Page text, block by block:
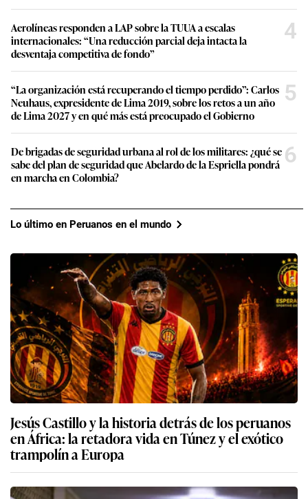
Aerolíneas responden a LAP sobre la TUUA a escalas
internacionales: “Una reducción parcial deja intacta la
desventaja competitiva de fondo”
4
“La organización está recuperando el tiempo perdido”: Carlos
Neuhaus, expresidente de Lima 2019, sobre los retos a un año
de Lima 2027 y en qué más está preocupado el Gobierno
5
De brigadas de seguridad urbana al rol de los militares: ¿qué se
sabe del plan de seguridad que Abelardo de la Espriella pondrá
en marcha en Colombia?
6
Lo último en Peruanos en el mundo
Jesús Castillo y la historia detrás de los peruanos
en África: la retadora vida en Túnez y el exótico
trampolín a Europa